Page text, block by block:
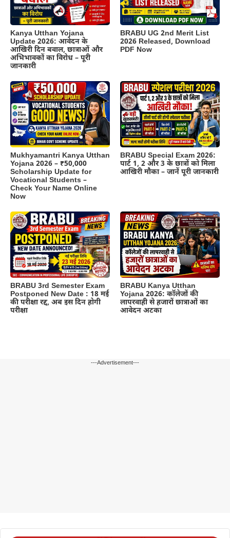
Kanya Utthan Yojana
Update 2026: आवेदन के
आखिरी दिन बवाल, छात्राओं और
अभिभावकों का विरोध – पूरी
जानकारी
BRABU UG 2nd Merit List
2026 Released, Download
PDF Now
Mukhyamantri Kanya Utthan
Yojana 2026 – ₹50,000
Scholarship Update for
Vocational Students –
Check Your Name Online
Now
BRABU Special Exam 2026:
पार्ट 1, 2 और 3 के छात्रों को मिला
आखिरी मौका – जानें पूरी जानकारी
BRABU 3rd Semester Exam
Postponed New Date : 18 मई
की परीक्षा रद्द, अब इस दिन होगी
परीक्षा
BRABU Kanya Utthan
Yojana 2026: कॉलेजों की
लापरवाही से हजारों छात्राओं का
आवेदन अटका
---Advertisement---